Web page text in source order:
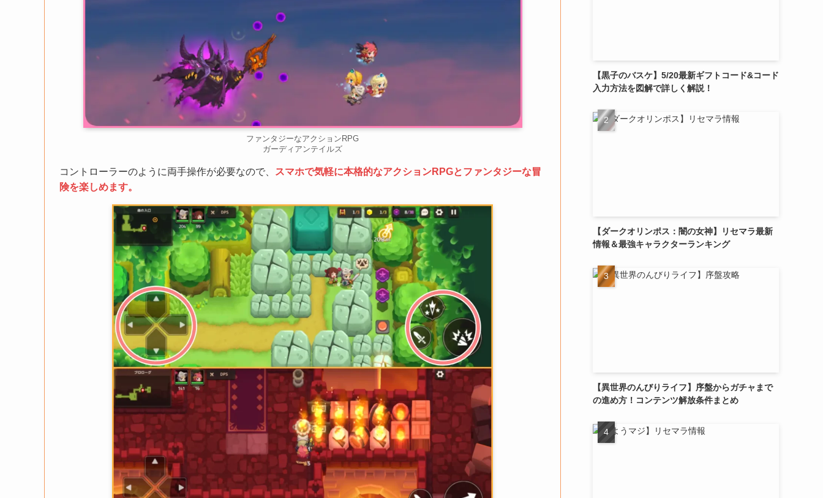
ファンタジーなアクションRPG
ガーディアンテイルズ
コントローラーのように両手操作が必要なので、
スマホで気軽に本格的なアクションRPGとファンタジーな冒
険を楽しめます。
【黒子のバスケ】5/20最新ギフトコード&コード
入力方法を図解で詳しく解説！
【ダークオリンポス：闇の女神】リセマラ最新
情報＆最強キャラクターランキング
【異世界のんびりライフ】序盤からガチャまで
の進め方！コンテンツ解放条件まとめ